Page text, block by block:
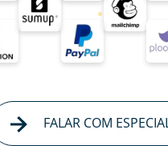
FALAR COM